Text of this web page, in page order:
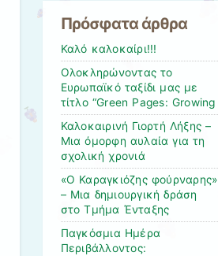
Πρόσφατα άρθρα
Καλό καλοκαίρι!!!
Ολοκληρώνοντας το
Ευρωπαϊκό ταξίδι μας με
τίτλο “Green Pages: Growing
Καλοκαιρινή Γιορτή Λήξης –
Μια όμορφη αυλαία για τη
σχολική χρονιά
«Ο Καραγκιόζης φούρναρης»
– Μια δημιουργική δράση
στο Τμήμα Ένταξης
Παγκόσμια Ημέρα
Περιβάλλοντος: